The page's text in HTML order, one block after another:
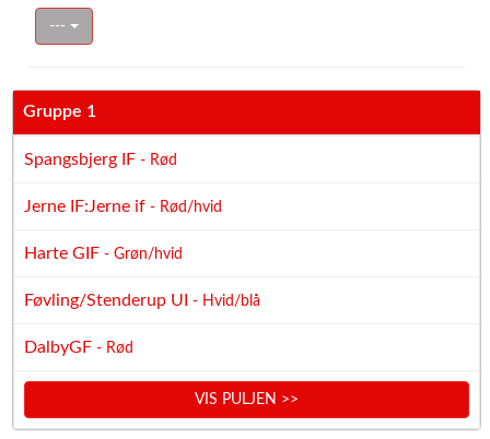
---
Gruppe 1
Spangsbjerg IF - Rød
Jerne IF:Jerne if - Rød/hvid
Harte GIF - Grøn/hvid
Føvling/Stenderup UI - Hvid/blå
DalbyGF - Rød
VIS PULJEN >>